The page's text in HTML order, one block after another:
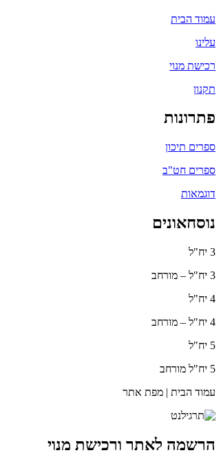
עמוד הבית
עלינו
רכישת מנוי
תקנון
פתרונות
ספרים תיכון
ספרים חט"ב
דוגמאות
נוסחאונים
3 יח"ל
3 יח"ל – מורחב
4 יח"ל
4 יח"ל – מורחב
5 יח"ל
5 יח"ל מורחב
עמוד הבית | מפת אתר
הרשמה לאתר ורכישת מנוי